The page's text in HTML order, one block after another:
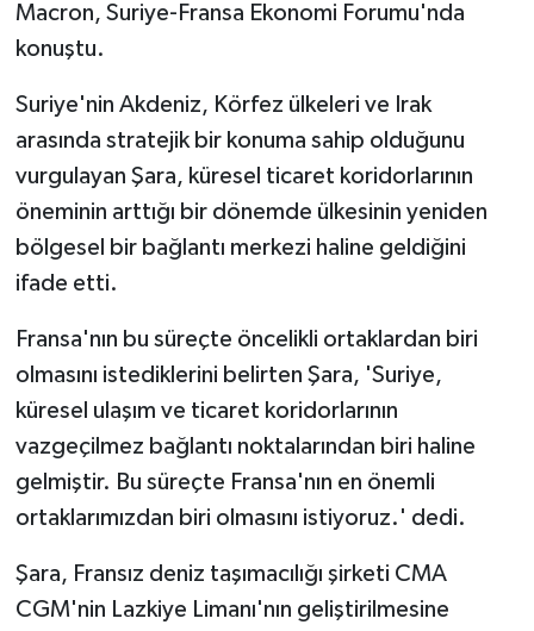
Macron, Suriye-Fransa Ekonomi Forumu'nda
konuştu.
Suriye'nin Akdeniz, Körfez ülkeleri ve Irak
arasında stratejik bir konuma sahip olduğunu
vurgulayan Şara, küresel ticaret koridorlarının
öneminin arttığı bir dönemde ülkesinin yeniden
bölgesel bir bağlantı merkezi haline geldiğini
ifade etti.
Fransa'nın bu süreçte öncelikli ortaklardan biri
olmasını istediklerini belirten Şara, 'Suriye,
küresel ulaşım ve ticaret koridorlarının
vazgeçilmez bağlantı noktalarından biri haline
gelmiştir. Bu süreçte Fransa'nın en önemli
ortaklarımızdan biri olmasını istiyoruz.' dedi.
Şara, Fransız deniz taşımacılığı şirketi CMA
CGM'nin Lazkiye Limanı'nın geliştirilmesine